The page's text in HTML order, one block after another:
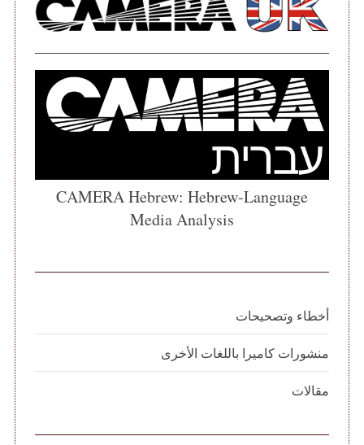
CAMERA Hebrew: Hebrew-Language
Media Analysis
أخطاء وتصحيحات
منشورات كاميرا باللغات الأخرى
مقالات